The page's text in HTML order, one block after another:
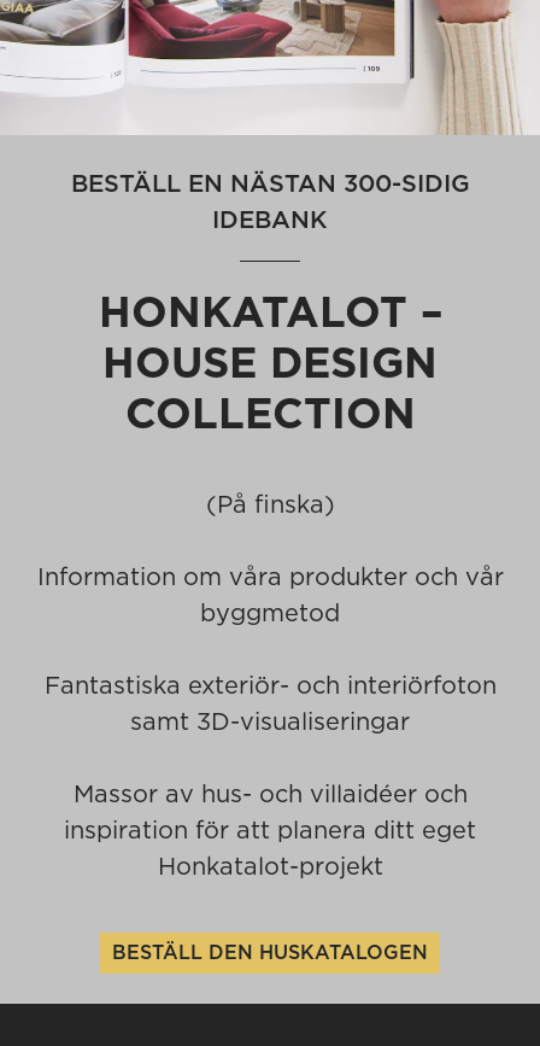
BESTÄLL EN NÄSTAN 300-SIDIG
IDEBANK
HONKATALOT –
HOUSE DESIGN
COLLECTION
(På finska)
Information om våra produkter och vår
byggmetod
Fantastiska exteriör- och interiörfoton
samt 3D-visualiseringar
Massor av hus- och villaidéer och
inspiration för att planera ditt eget
Honkatalot-projekt
BESTÄLL DEN HUSKATALOGEN